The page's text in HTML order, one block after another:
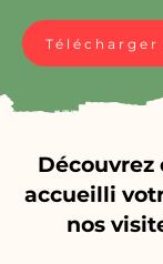
Découvrez
accueilli
nos